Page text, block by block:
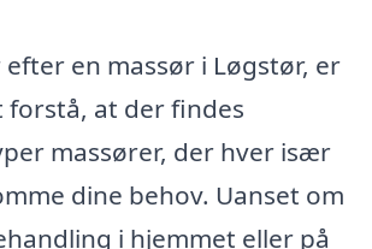
en massør i Løgstør, er
at der findes
massører, der hver især
dine behov. Uanset om
i hjemmet eller på